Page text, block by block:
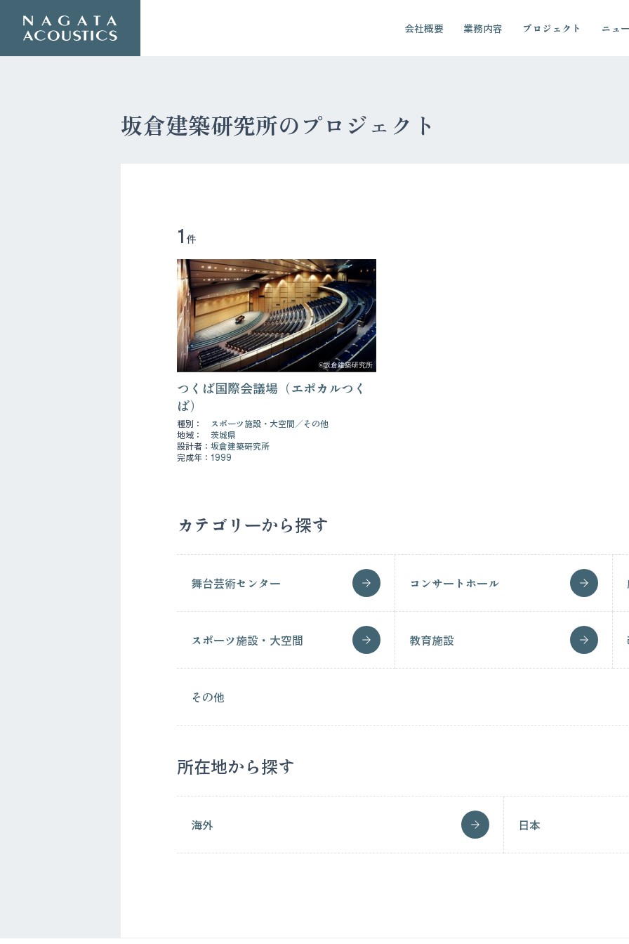
会社概要 業務内容 プロジェクト ニュ
坂倉建築研究所のプロジェクト
1 件
©坂倉建築研究所
つくば国際会議場（エポカルつく
ば）
種別： スポーツ施設・大空間
その他
地域：
茨城県
設計者： 坂倉建築研究所
完成年： 1999
カテゴリーから探す
舞台芸術センター コンサートホール
スポーツ施設・大空間 教育施設
その他
所在地から探す
海外 日本